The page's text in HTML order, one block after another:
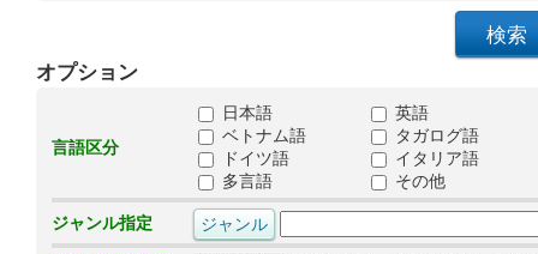
オプション
言語区分
日本語
英語
ベトナム語
タガログ語
ドイツ語
イタリア語
多言語
その他
ジャンル指定